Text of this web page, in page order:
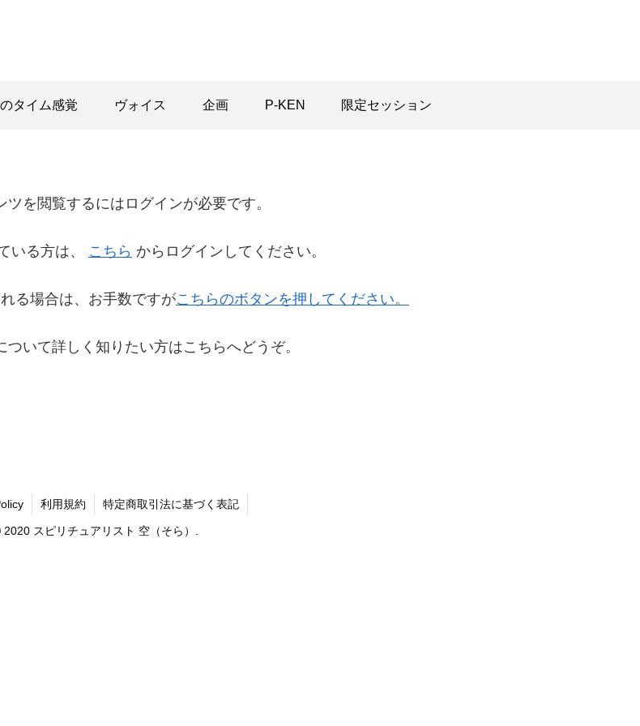
タイム感覚 ヴォイス 企画 P-KEN 限定セッション
ツを閲覧するにはログインが必要です。
いる方は、 こちら からログインしてください。
る場合は、お手数ですがこちらのボタンを押してください。
ついて詳しく知りたい方はこちらへどうぞ。
利用規約 特定商取引法に基づく表記
スピリチュアリスト 空（そら）.